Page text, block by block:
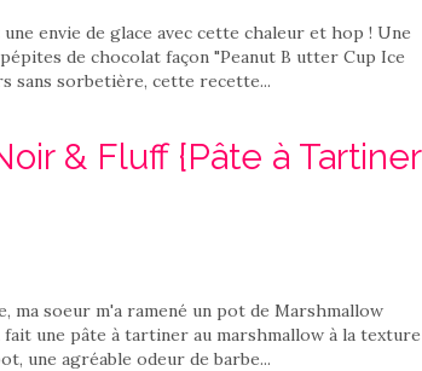
envie de glace avec cette chaleur et hop ! Une
de chocolat façon "Peanut B utter Cup Ice
sans sorbetière, cette recette...
& Fluff {Pâte à Tartiner
ma soeur m'a ramené un pot de Marshmallow
une pâte à tartiner au marshmallow à la texture
une agréable odeur de barbe...